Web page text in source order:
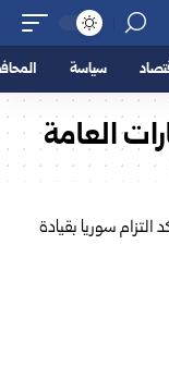
سياسة
العامة